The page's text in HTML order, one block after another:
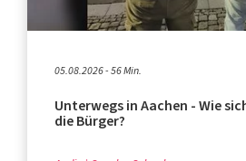
05.08.2026 - 56 Min.
Unterwegs in Aachen - Wie
die Bürger?